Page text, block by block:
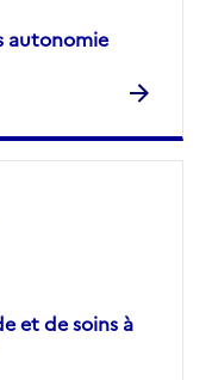
autonomie
et de soins à